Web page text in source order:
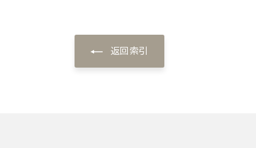
返回索引